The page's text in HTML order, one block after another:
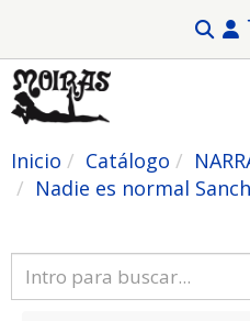
Inicio Catálogo
Nadie es normal